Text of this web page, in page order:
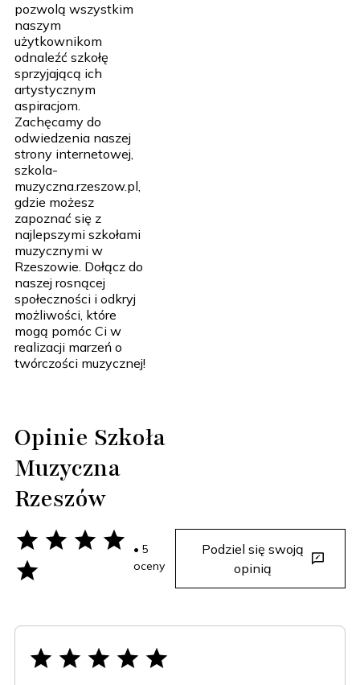
pozwolą wszystkim
naszym
użytkownikom
odnaleźć szkołę
sprzyjającą ich
artystycznym
aspiracjom.
Zachęcamy do
odwiedzenia naszej
strony internetowej,
szkola-
muzyczna.rzeszow.pl,
gdzie możesz
zapoznać się z
najlepszymi szkołami
muzycznymi w
Rzeszowie. Dołącz do
naszej rosnącej
społeczności i odkryj
możliwości, które
mogą pomóc Ci w
realizacji marzeń o
twórczości muzycznej!
Opinie Szkoła
Muzyczna
Rzeszów
• 5
oceny
Podziel się swoją
opinią